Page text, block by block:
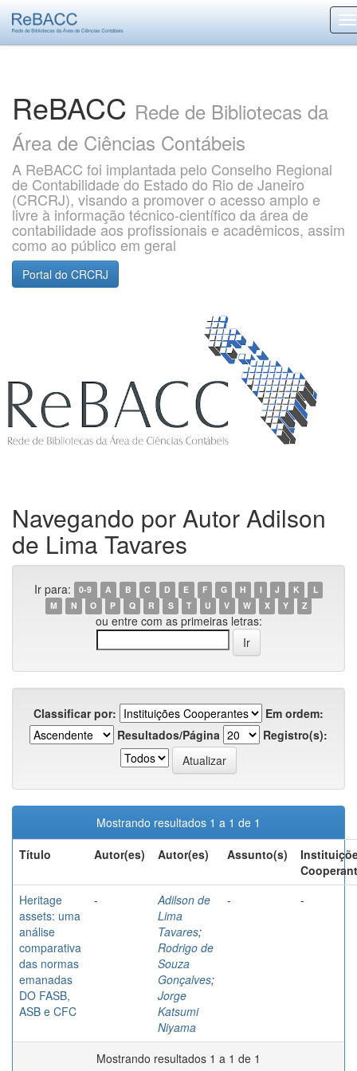
ReBACC Rede de Bibliotecas da
Área de Ciências Contábeis
A ReBACC foi implantada pelo Conselho Regional
de Contabilidade do Estado do Rio de Janeiro
(CRCRJ), visando a promover o acesso amplo e
livre à informação técnico-científico da área de
contabilidade aos profissionais e acadêmicos, assim
como ao público em geral
Portal do CRCRJ
Navegando por Autor Adilson
de Lima Tavares
Ir para: 0-9 A B C D E F G H I J K
L
M
N O P Q R S T U V W X Y Z
ou entre com as primeiras letras:
Classificar por:
Em ordem:
Resultados/Página
Registro(s):
Mostrando resultados 1 a 1 de 1
Título
Autor(es) Autor(es) Assunto(s)
Heritage
assets: uma
análise
comparativa
das normas
emanadas
DO FASB,
ASB e CFC
-
Adilson de
Lima
Tavares;
Rodrigo de
Souza
Gonçalves;
Jorge
Katsumi
Niyama
- -
Mostrando resultados 1 a 1 de 1